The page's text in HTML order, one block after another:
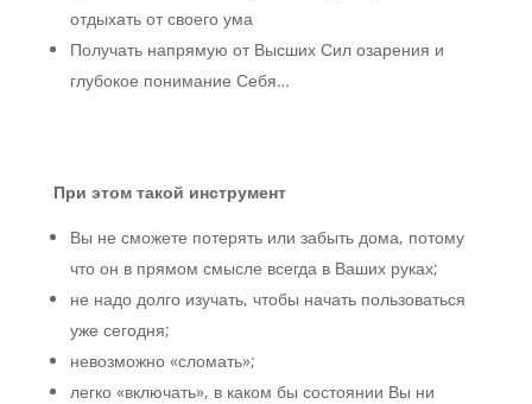
отдыхать от своего ума
Получать напрямую от Высших Сил озарения и
глубокое понимание Себя…
При этом такой инструмент
Вы не сможете потерять или забыть дома, потому
что он в прямом смысле всегда в Ваших руках;
не надо долго изучать, чтобы начать пользоваться
уже сегодня;
невозможно «сломать»;
легко «включать», в каком бы состоянии Вы ни